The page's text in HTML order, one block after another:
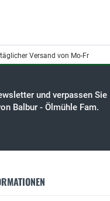
täglicher Versand von Mo-Fr
und verpassen Sie
Balbur - Ölmühle Fam.